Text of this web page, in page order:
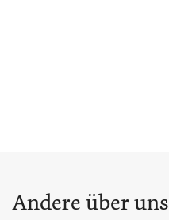
Andere über uns